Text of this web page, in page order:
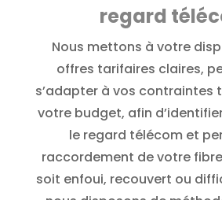
regard
Nous mettons à votre
offres tarifaires claires,
s’adapter à vos contraintes
votre budget, afin
le regard télécom et
raccordement de votre
soit enfoui, recouvert ou